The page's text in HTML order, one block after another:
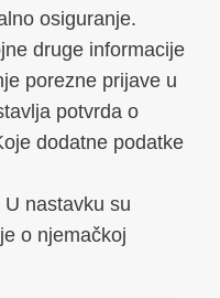
osiguranje.
druge informacije
porezne prijave u
potvrda o
dodatne podatke
nastavku su
o njemačkoj